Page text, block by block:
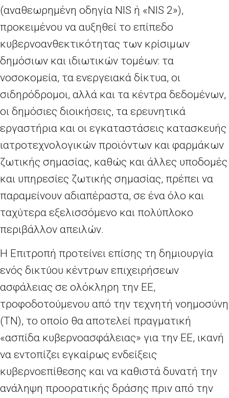
(αναθεωρημένη οδηγία NIS ή «NIS 2»),
προκειμένου να αυξηθεί το επίπεδο
κυβερνοανθεκτικότητας των κρίσιμων
δημόσιων και ιδιωτικών τομέων: τα
νοσοκομεία, τα ενεργειακά δίκτυα, οι
σιδηρόδρομοι, αλλά και τα κέντρα δεδομένων,
οι δημόσιες διοικήσεις, τα ερευνητικά
εργαστήρια και οι εγκαταστάσεις κατασκευής
ιατροτεχνολογικών προϊόντων και φαρμάκων
ζωτικής σημασίας, καθώς και άλλες υποδομές
και υπηρεσίες ζωτικής σημασίας, πρέπει να
παραμείνουν αδιαπέραστα, σε ένα όλο και
ταχύτερα εξελισσόμενο και πολύπλοκο
περιβάλλον απειλών.
Η Επιτροπή προτείνει επίσης τη δημιουργία
ενός δικτύου κέντρων επιχειρήσεων
ασφάλειας σε ολόκληρη την ΕΕ,
τροφοδοτούμενου από την τεχνητή νοημοσύνη
(ΤΝ), το οποίο θα αποτελεί πραγματική
«ασπίδα κυβερνοασφάλειας» για την ΕΕ, ικανή
να εντοπίζει εγκαίρως ενδείξεις
κυβερνοεπίθεσης και να καθιστά δυνατή την
ανάληψη προορατικής δράσης πριν από την